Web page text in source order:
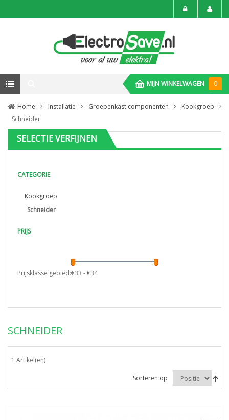
MIJN WINKELWAGEN 0
Home Installatie Groepenkast componenten
Kookgroep
Schneider
SELECTIE VERFIJNEN
CATEGORIE
Kookgroep
Schneider
PRIJS
Prijsklasse gebied:€33 - €34
SCHNEIDER
1 Artikel(en)
Sorteren op